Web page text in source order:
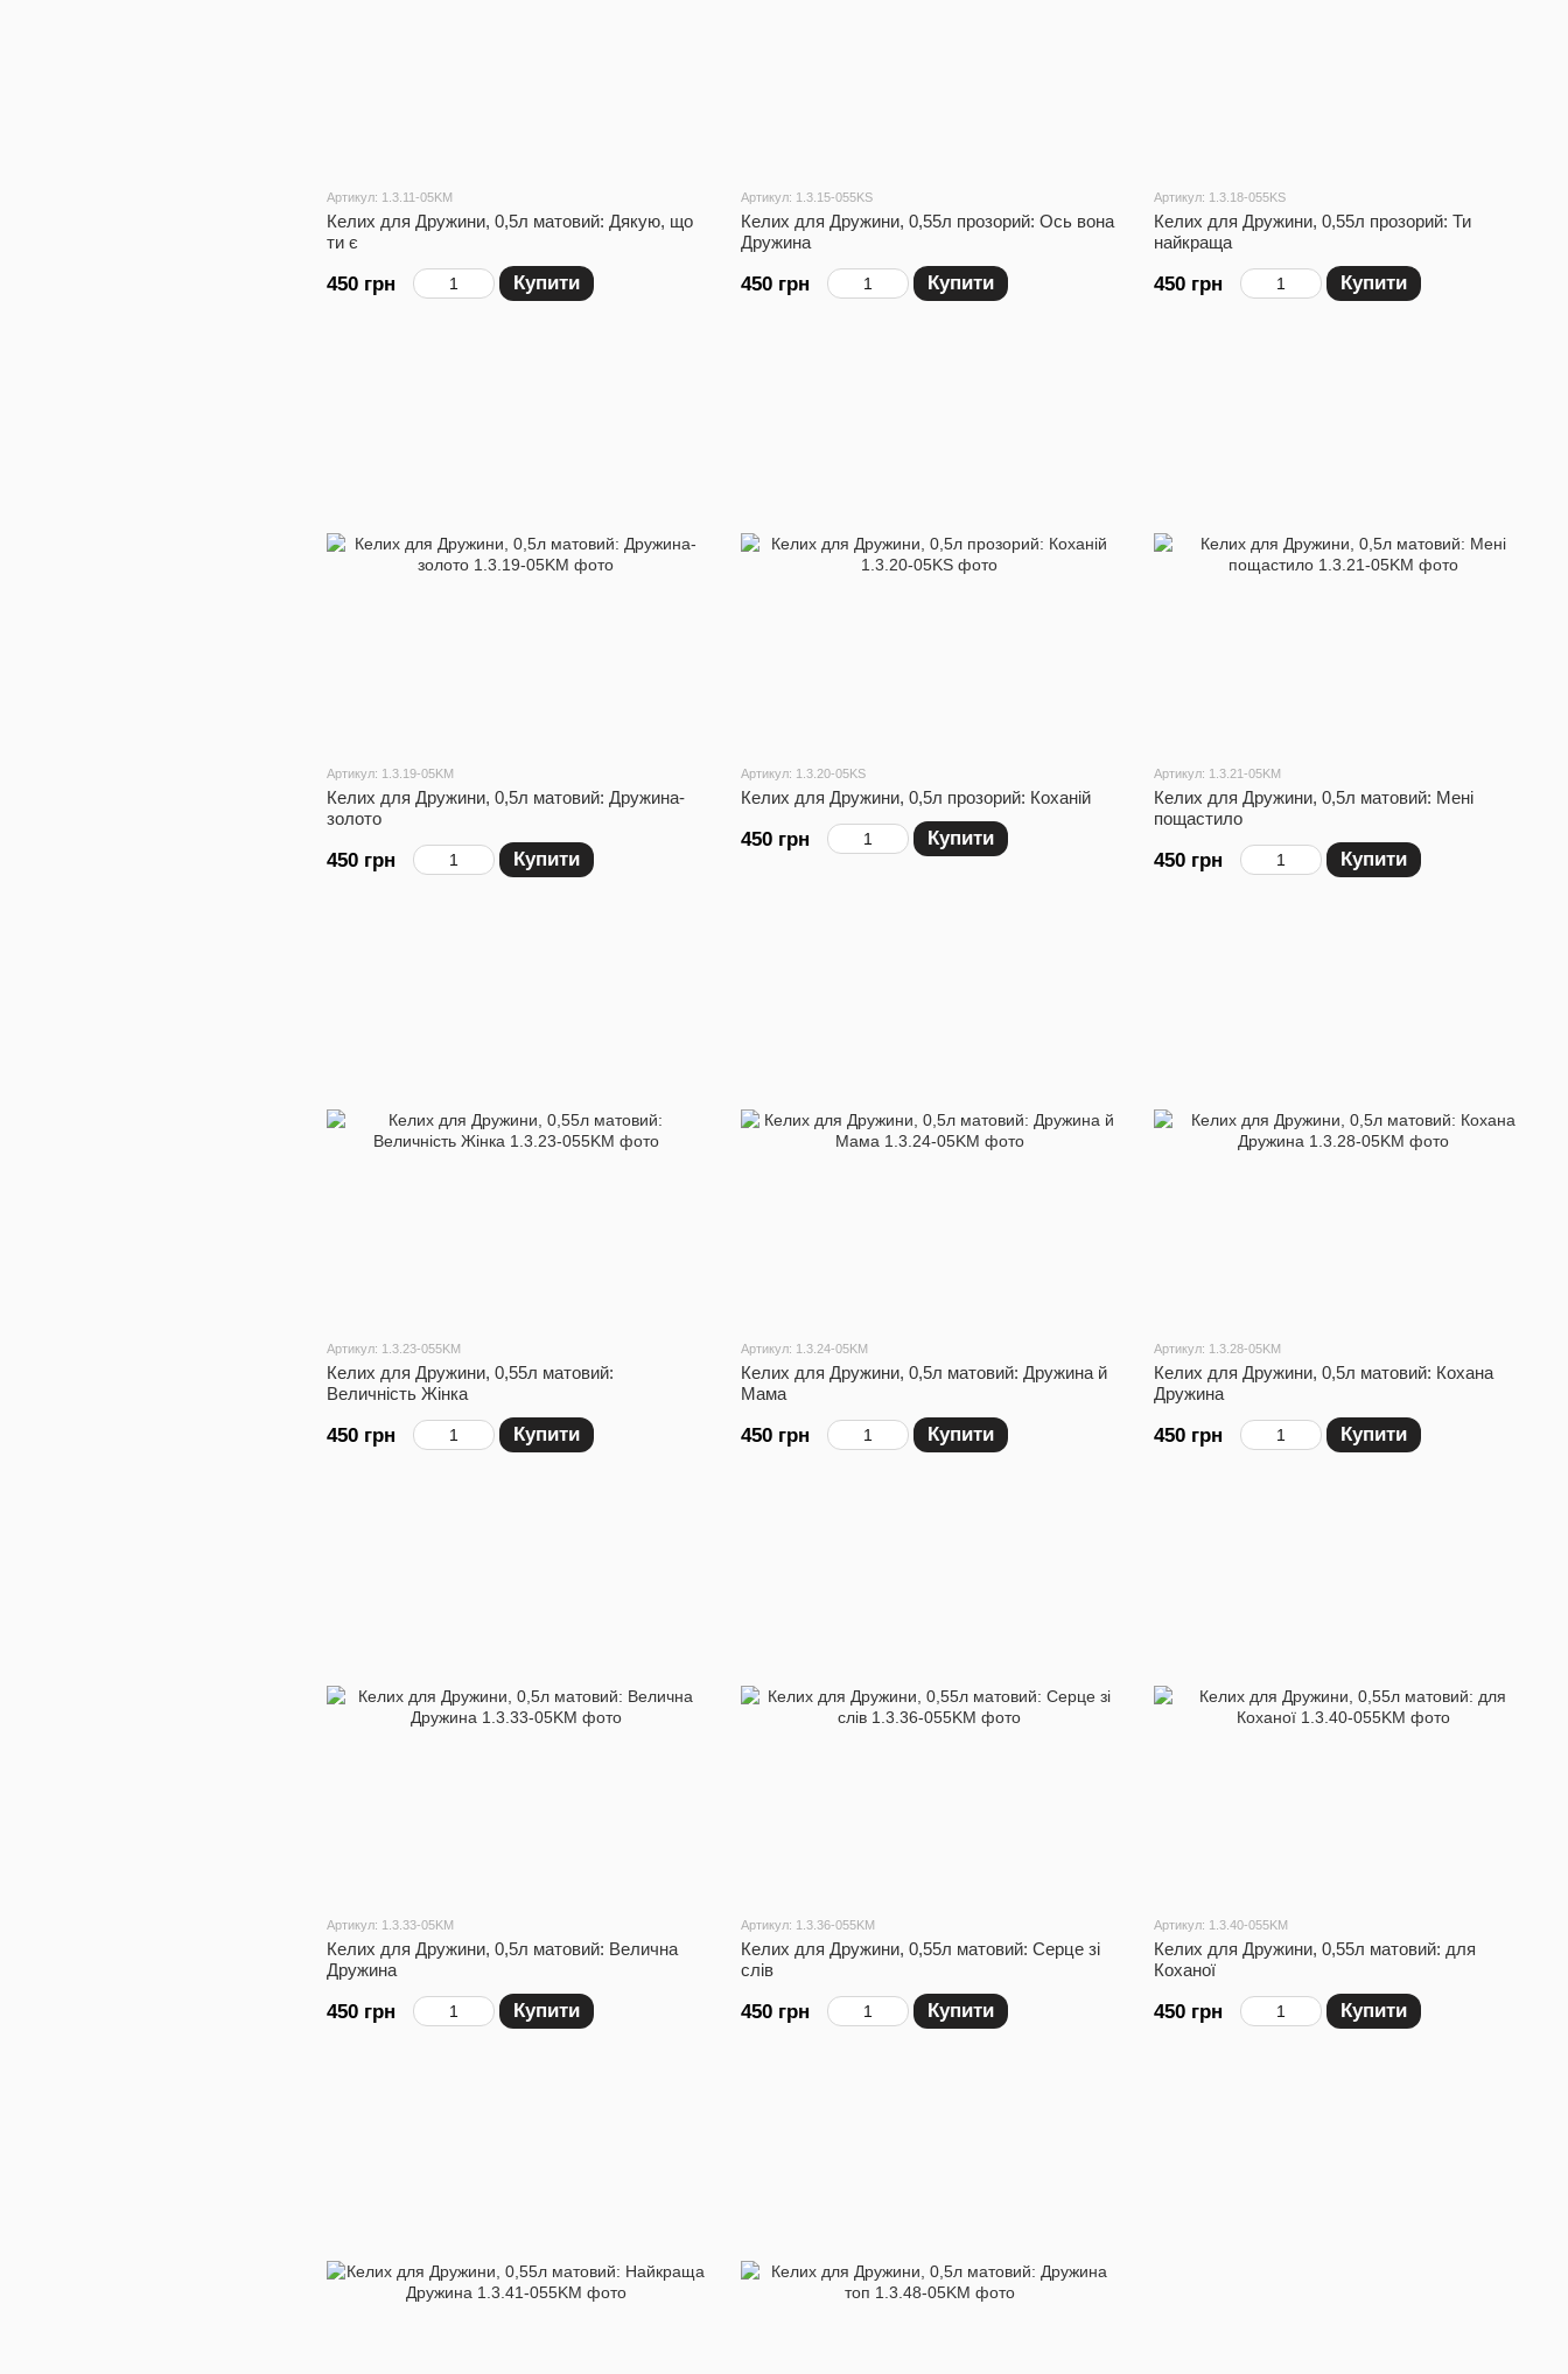
Артикул: 1.3.11-05KM
Келих для Дружини, 0,5л матовий: Дякую, що
ти є
450 грн Купити
Артикул: 1.3.15-055KS
Келих для Дружини, 0,55л прозорий: Ось вона
Дружина
450 грн Купити
Артикул: 1.3.18-055KS
Келих для Дружини, 0,55л прозорий: Ти
найкраща
450 грн Купити
Артикул: 1.3.19-05KM
Келих для Дружини, 0,5л матовий: Дружина-
золото
450 грн Купити
Артикул: 1.3.20-05KS
Келих для Дружини, 0,5л прозорий: Коханій
450 грн Купити
Артикул: 1.3.21-05KM
Келих для Дружини, 0,5л матовий: Мені
пощастило
450 грн Купити
Артикул: 1.3.23-055KM
Келих для Дружини, 0,55л матовий:
Величність Жінка
450 грн Купити
Артикул: 1.3.24-05KM
Келих для Дружини, 0,5л матовий: Дружина й
Мама
450 грн Купити
Артикул: 1.3.28-05KM
Келих для Дружини, 0,5л матовий: Кохана
Дружина
450 грн Купити
Артикул: 1.3.33-05KM
Келих для Дружини, 0,5л матовий: Велична
Дружина
450 грн Купити
Артикул: 1.3.36-055KM
Келих для Дружини, 0,55л матовий: Серце зі
слів
450 грн Купити
Артикул: 1.3.40-055KM
Келих для Дружини, 0,55л матовий: для
Коханої
450 грн Купити